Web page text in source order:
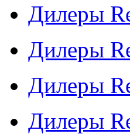
Дилеры
Дилеры
Дилеры
Дилеры